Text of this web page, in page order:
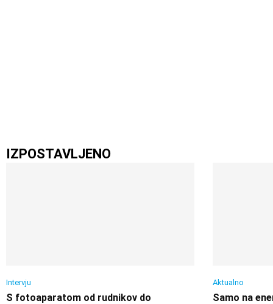
IZPOSTAVLJENO
Intervju
S fotoaparatom od rudnikov do
Aktualno
Samo na